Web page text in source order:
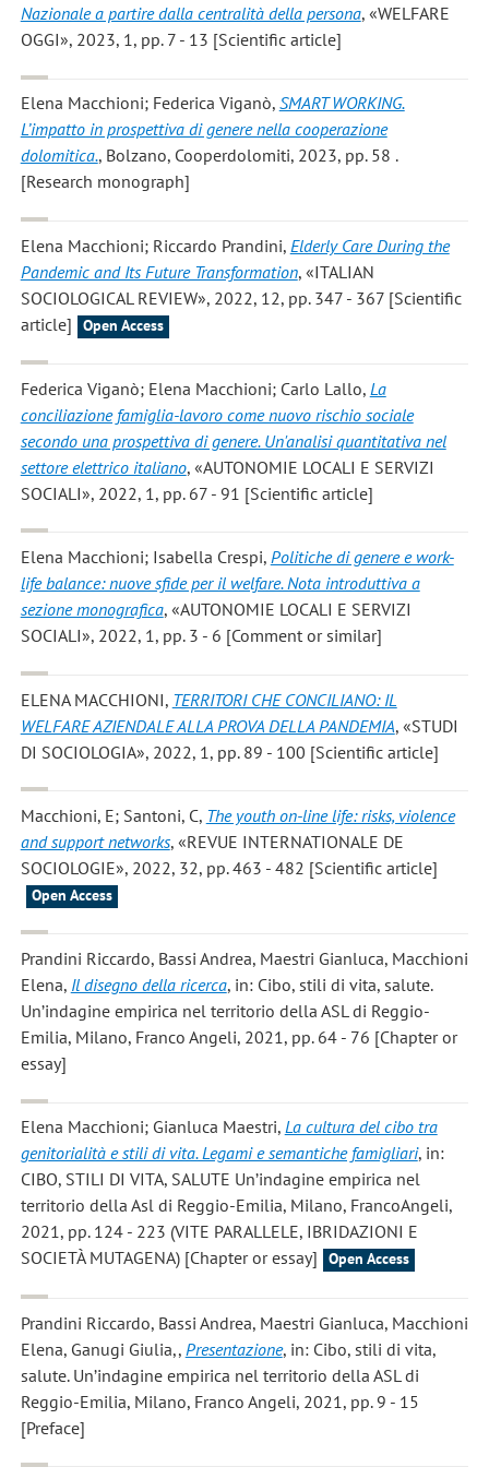
Nazionale a partire dalla centralità della persona, «WELFARE
OGGI», 2023, 1, pp. 7 - 13 [Scientific article]
Elena Macchioni; Federica Viganò, SMART WORKING.
L’impatto in prospettiva di genere nella cooperazione
dolomitica., Bolzano, Cooperdolomiti, 2023, pp. 58 .
[Research monograph]
Elena Macchioni; Riccardo Prandini, Elderly Care During the
Pandemic and Its Future Transformation, «ITALIAN
SOCIOLOGICAL REVIEW», 2022, 12, pp. 347 - 367 [Scientific
article]
Open Access
Federica Viganò; Elena Macchioni; Carlo Lallo, La
conciliazione famiglia-lavoro come nuovo rischio sociale
secondo una prospettiva di genere. Un'analisi quantitativa nel
settore elettrico italiano, «AUTONOMIE LOCALI E SERVIZI
SOCIALI», 2022, 1, pp. 67 - 91 [Scientific article]
Elena Macchioni; Isabella Crespi, Politiche di genere e work-
life balance: nuove sfide per il welfare. Nota introduttiva a
sezione monografica, «AUTONOMIE LOCALI E SERVIZI
SOCIALI», 2022, 1, pp. 3 - 6 [Comment or similar]
ELENA MACCHIONI, TERRITORI CHE CONCILIANO: IL
WELFARE AZIENDALE ALLA PROVA DELLA PANDEMIA, «STUDI
DI SOCIOLOGIA», 2022, 1, pp. 89 - 100 [Scientific article]
Macchioni, E; Santoni, C, The youth on-line life: risks, violence
and support networks, «REVUE INTERNATIONALE DE
SOCIOLOGIE», 2022, 32, pp. 463 - 482 [Scientific article]
Open Access
Prandini Riccardo, Bassi Andrea, Maestri Gianluca, Macchioni
Elena, Il disegno della ricerca, in: Cibo, stili di vita, salute.
Un’indagine empirica nel territorio della ASL di Reggio-
Emilia, Milano, Franco Angeli, 2021, pp. 64 - 76 [Chapter or
essay]
Elena Macchioni; Gianluca Maestri, La cultura del cibo tra
genitorialità e stili di vita. Legami e semantiche famigliari, in:
CIBO, STILI DI VITA, SALUTE Un’indagine empirica nel
territorio della Asl di Reggio-Emilia, Milano, FrancoAngeli,
2021, pp. 124 - 223 (VITE PARALLELE, IBRIDAZIONI E
SOCIETÀ MUTAGENA) [Chapter or essay]
Open Access
Prandini Riccardo, Bassi Andrea, Maestri Gianluca, Macchioni
Elena, Ganugi Giulia,, Presentazione, in: Cibo, stili di vita,
salute. Un’indagine empirica nel territorio della ASL di
Reggio-Emilia, Milano, Franco Angeli, 2021, pp. 9 - 15
[Preface]